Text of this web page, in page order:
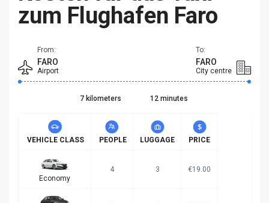
zum Flughafen Faro
From:
FARO
Airport
To:
FARO
City centre
7 kilometers 12 minutes
VEHICLE CLASS PEOPLE LUGGAGE PRICE
Economy
4 3 €19.00